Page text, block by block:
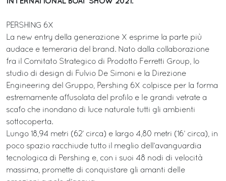
PERSHING 6X
La new entry della generazione X esprime la parte più
audace e temeraria del brand. Nato dalla collaborazione
fra il Comitato Strategico di Prodotto Ferretti Group, lo
studio di design di Fulvio De Simoni e la Direzione
Engineering del Gruppo, Pershing 6X colpisce per la forma
estremamente affusolata del profilo e le grandi vetrate a
scafo che inondano di luce naturale tutti gli ambienti
sottocoperta.
Lungo 18,94 metri (62’ circa) e largo 4,80 metri (16’ circa), in
poco spazio racchiude tutto il meglio dell’avanguardia
tecnologica di Pershing e, con i suoi 48 nodi di velocità
massima, promette di conquistare gli amanti delle